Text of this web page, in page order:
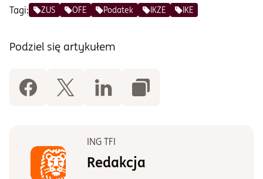
Tagi: ZUS OFE Podatek IKZE IKE
Podziel się artykułem
ING TFI
Redakcja